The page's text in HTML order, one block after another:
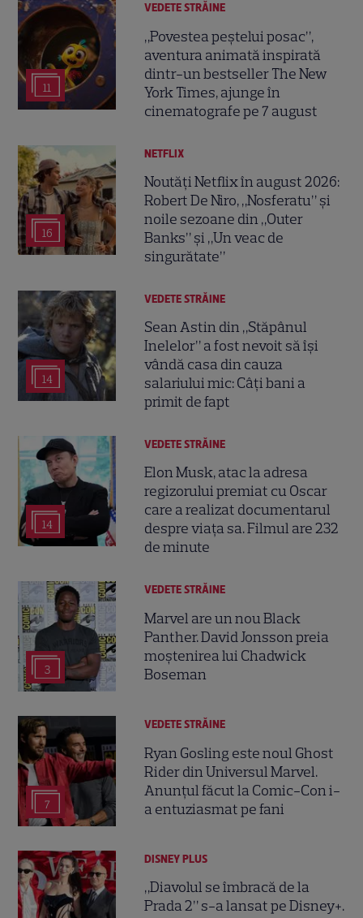
11
VEDETE STRĂINE
„Povestea peștelui posac”,
aventura animată inspirată
dintr-un bestseller The New
York Times, ajunge în
cinematografe pe 7 august
16
NETFLIX
Noutăți Netflix în august 2026:
Robert De Niro, „Nosferatu” și
noile sezoane din „Outer
Banks” și „Un veac de
singurătate”
14
VEDETE STRĂINE
Sean Astin din „Stăpânul
Inelelor” a fost nevoit să își
vândă casa din cauza
salariului mic: Câți bani a
primit de fapt
14
VEDETE STRĂINE
Elon Musk, atac la adresa
regizorului premiat cu Oscar
care a realizat documentarul
despre viața sa. Filmul are 232
de minute
3
VEDETE STRĂINE
Marvel are un nou Black
Panther. David Jonsson preia
moștenirea lui Chadwick
Boseman
7
VEDETE STRĂINE
Ryan Gosling este noul Ghost
Rider din Universul Marvel.
Anunțul făcut la Comic-Con i-
a entuziasmat pe fani
DISNEY PLUS
„Diavolul se îmbracă de la
Prada 2” s-a lansat pe Disney+.